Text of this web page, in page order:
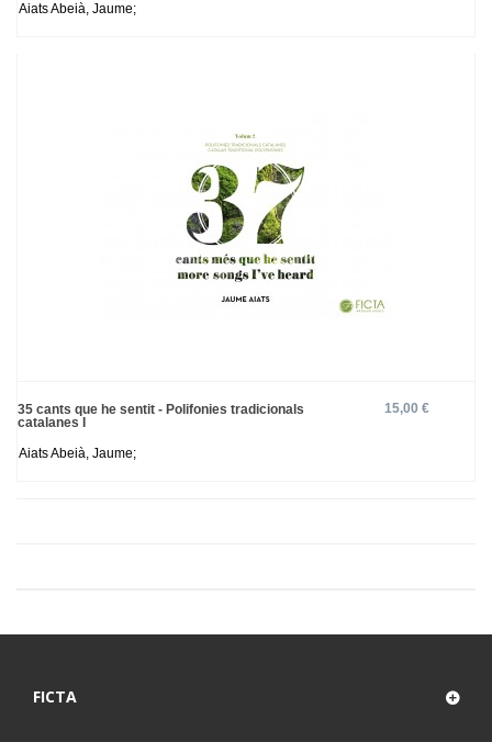
Aiats Abeià, Jaume;
35 cants que he sentit - Polifonies tradicionals
catalanes I
15,00 €
Aiats Abeià, Jaume;
FICTA